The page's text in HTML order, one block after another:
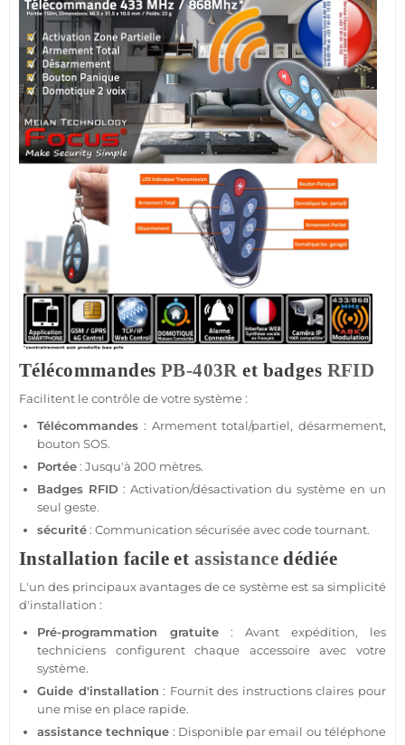
Télécommandes PB-403Ret badges RFID
Facilitent le contrôle de votresystème:
Télécommandes : Armement total/partiel, désarmement,
bouton SOS.
Portée: Jusqu'à 200 mètres.
Badges RFID : Activation/désactivation dusystème en un
seul geste.
sécurité: Communication sécurisée avec code tournant.
Installation facile et assistance dédiée
L'un des principaux avantages de ce systèmeest sa simplicité
d'installation :
Pré-programmation gratuite : Avant expédition, les
techniciens configurent chaque accessoire avec votre
système.
Guide d'installation : Fournit des instructions claires pour
une mise en place rapide.
assistance technique : Disponible par email ou téléphone